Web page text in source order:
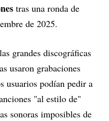
tras una ronda de
de 2025.
grandes discográficas
usaron grabaciones
usuarios podían pedir a
"al estilo de"
sonoras imposibles de